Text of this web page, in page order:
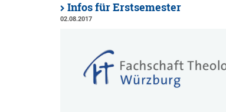
Infos für Erstsemester
02.08.2017